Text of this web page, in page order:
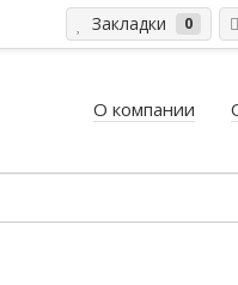
Закладки 0
О компании